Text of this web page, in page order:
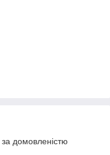
домовленістю